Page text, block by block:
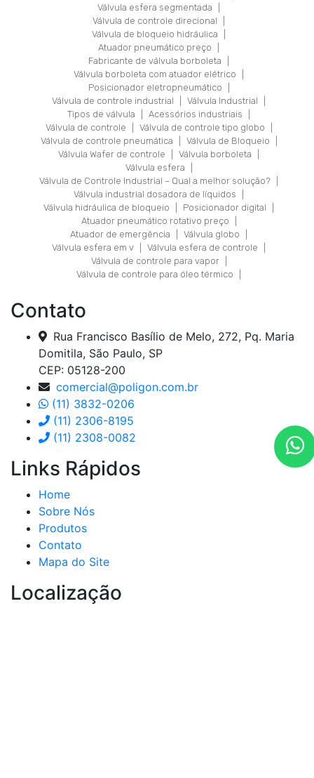
Válvula esfera segmentada
Válvula de controle direcional
Válvula de bloqueio hidráulica
Atuador pneumático preço
Fabricante de válvula borboleta
Válvula borboleta com atuador elétrico
Posicionador eletropneumático
Válvula de controle industrial
Válvula Industrial
Tipos de válvula
Acessórios industriais
Válvula de controle
Válvula de controle tipo globo
Válvula de controle pneumática
Válvula de Bloqueio
Válvula Wafer de controle
Válvula borboleta
Válvula esfera
Válvula de Controle Industrial – Qual a melhor solução?
Válvula industrial dosadora de líquidos
Válvula hidráulica de bloqueio
Posicionador digital
Atuador pneumático rotativo preço
Atuador de emergência
Válvula globo
Válvula esfera em v
Válvula esfera de controle
Válvula de controle para vapor
Válvula de controle para óleo térmico
Contato
Rua Francisco Basílio de Melo, 272, Pq. Maria
Domitila, São Paulo, SP
CEP: 05128-200
comercial@poligon.com.br
(11) 3832-0206
(11) 2306-8195
(11) 2308-0082
Links Rápidos
Home
Sobre Nós
Produtos
Contato
Mapa do Site
Localização